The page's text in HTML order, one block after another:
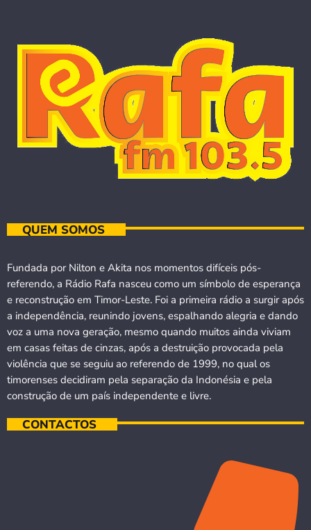
QUEM SOMOS
Fundada por Nilton e Akita nos momentos difíceis pós-
referendo, a Rádio Rafa nasceu como um símbolo de esperança
e reconstrução em Timor-Leste. Foi a primeira rádio a surgir após
a independência, reunindo jovens, espalhando alegria e dando
voz a uma nova geração, mesmo quando muitos ainda viviam
em casas feitas de cinzas, após a destruição provocada pela
violência que se seguiu ao referendo de 1999, no qual os
timorenses decidiram pela separação da Indonésia e pela
construção de um país independente e livre.
CONTACTOS